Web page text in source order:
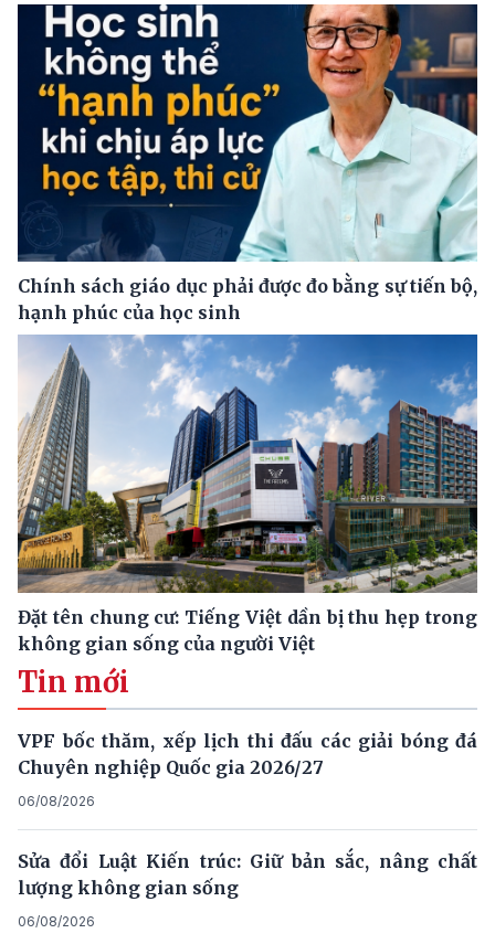
Chính sách giáo dục phải được đo bằng sự tiến bộ,
hạnh phúc của học sinh
Đặt tên chung cư: Tiếng Việt dần bị thu hẹp trong
không gian sống của người Việt
Tin mới
VPF bốc thăm, xếp lịch thi đấu các giải bóng đá
Chuyên nghiệp Quốc gia 2026/27
06/08/2026
Sửa đổi Luật Kiến trúc: Giữ bản sắc, nâng chất
lượng không gian sống
06/08/2026